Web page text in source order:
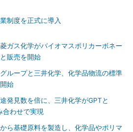
制度を正式に導入
ガス化学がバイオマスポリカーボネー
販売を開始
ループと三井化学、化学品物流の標準
始
発見数を倍に、三井化学がGPTと
合わせで実現
ら基礎原料を製造し、化学品やポリマ